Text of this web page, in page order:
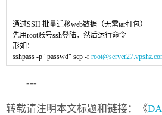
通过SSH 批量迁移web数据（无需tar打包）
先用root账号ssh登陆，然后运行命令
形如：
sshpass -p "passwd" scp -r
---
转载请注明本文标题和链接：《